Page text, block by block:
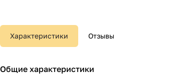
Характеристики Отзывы
Общие характеристики